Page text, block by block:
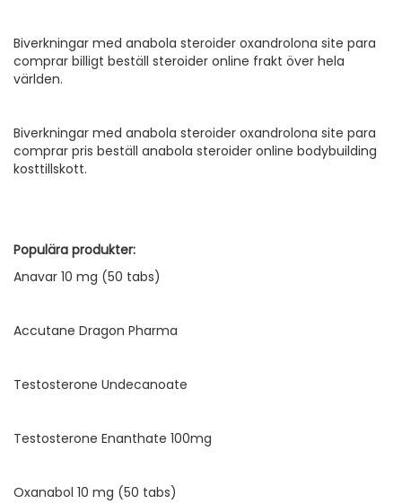
Biverkningar med anabola steroider oxandrolona site para
comprar billigt beställ steroider online frakt över hela
världen.
Biverkningar med anabola steroider oxandrolona site para
comprar pris beställ anabola steroider online bodybuilding
kosttillskott.
Populära produkter:
Anavar 10 mg (50 tabs)
Accutane Dragon Pharma
Testosterone Undecanoate
Testosterone Enanthate 100mg
Oxanabol 10 mg (50 tabs)